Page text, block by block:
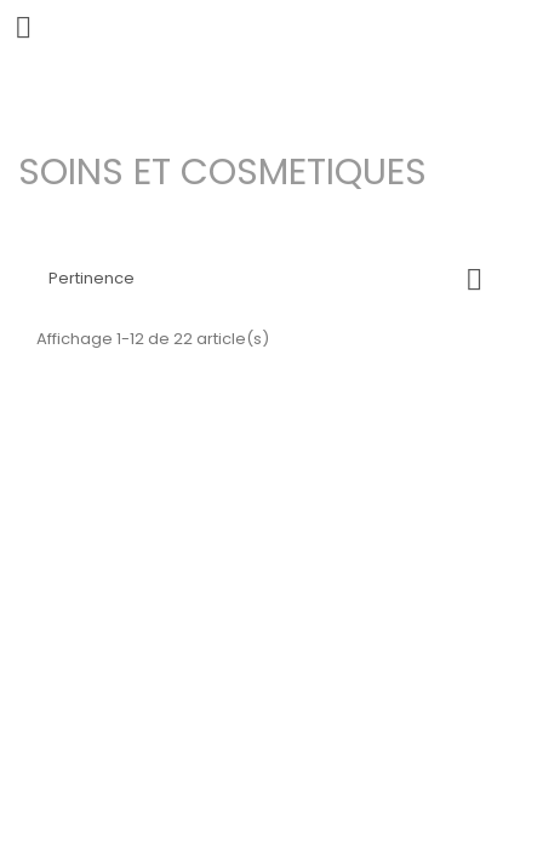

SOINS ET COSMETIQUES
Pertinence 
Affichage 1-12 de 22 article(s)